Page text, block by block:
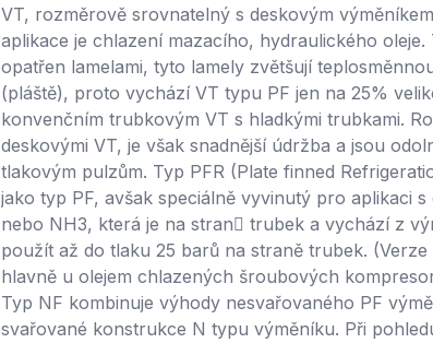
VT, rozměrově srovnatelný s deskovým
aplikace je chlazení mazacího, hydraulického
opatřen lamelami, tyto lamely zvětšují
(pláště), proto vychází VT typu PF jen na 25%
konvenčním trubkovým VT s hladkými trubkami.
deskovými VT, je však snadnější údržba a jsou
tlakovým pulzům. Typ PFR (Plate finned
jako typ PF, avšak speciálně vyvinutý pro aplikaci s
nebo NH3, která je na stran􀄢 trubek a vychází z
použít až do tlaku 25 barů na straně trubek.
hlavně u olejem chlazených šroubových
Typ NF kombinuje výhody nesvařovaného PF
svařované konstrukce N typu výměníku. Při